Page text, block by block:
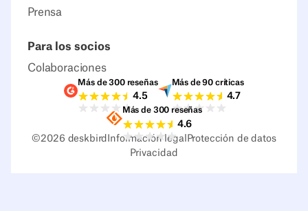
Prensa
Para los socios
Colaboraciones
Valoraciones G2
Más de 300 reseñas
4.5
Valoraciones
Más de 90 críticas
4.7
Valoraciones Sourceforge
Más de 300 reseñas
4.6
©2026 deskbird Información legal Protección de datos
Privacidad